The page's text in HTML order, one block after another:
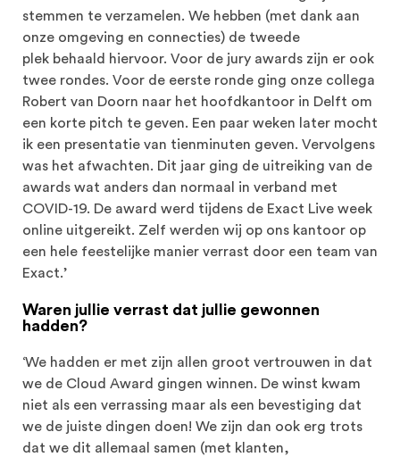
stemmen te verzamelen. We hebben (met dank aan
onze omgeving en connecties) de tweede
plek behaald hiervoor. Voor de jury awards zijn er ook
twee rondes. Voor de eerste ronde ging onze collega
Robert van Doorn naar het hoofdkantoor in Delft om
een korte pitch te geven. Een paar weken later mocht
ik een presentatie van tienminuten geven. Vervolgens
was het afwachten. Dit jaar ging de uitreiking van de
awards wat anders dan normaal in verband met
COVID-19. De award werd tijdens de Exact Live week
online uitgereikt. Zelf werden wij op ons kantoor op
een hele feestelijke manier verrast door een team van
Exact.’
Waren jullie verrast dat jullie gewonnen
hadden?
‘We hadden er met zijn allen groot vertrouwen in dat
we de Cloud Award gingen winnen. De winst kwam
niet als een verrassing maar als een bevestiging dat
we de juiste dingen doen! We zijn dan ook erg trots
dat we dit allemaal samen (met klanten,